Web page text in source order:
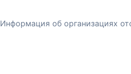
Информация об организациях